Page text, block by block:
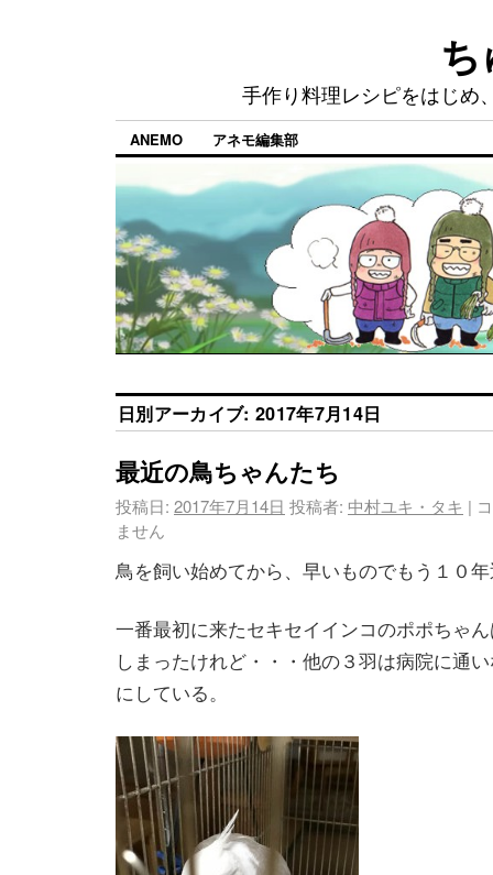
手作り料理レシピをはじめ
ANEMO アネモ編集部
日別アーカイブ: 2017年7月14日
最近の鳥ちゃんたち
投稿日: 2017年7月14日 投稿者: 中村ユキ・タキ |
ません
鳥を飼い始めてから、早いものでもう１０
一番最初に来たセキセイインコのポポちゃ
しまったけれど・・・他の３羽は病院に通
にしている。